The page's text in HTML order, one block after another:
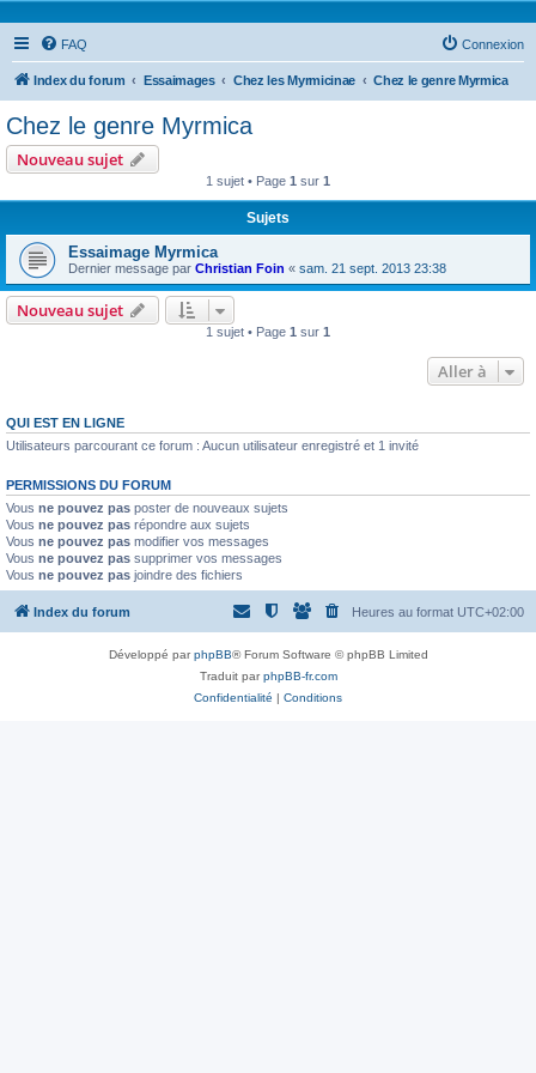
FAQ Connexion
Index du forum Essaimages Chez les Myrmicinae Chez le genre Myrmica
Chez le genre Myrmica
Nouveau sujet
1 sujet • Page 1 sur 1
Sujets
Essaimage Myrmica
Dernier message par Christian Foin « sam. 21 sept. 2013 23:38
Nouveau sujet
1 sujet • Page 1 sur 1
Aller à
QUI EST EN LIGNE
Utilisateurs parcourant ce forum : Aucun utilisateur enregistré et 1 invité
PERMISSIONS DU FORUM
Vous ne pouvez pas poster de nouveaux sujets
Vous ne pouvez pas répondre aux sujets
Vous ne pouvez pas modifier vos messages
Vous ne pouvez pas supprimer vos messages
Vous ne pouvez pas joindre des fichiers
Index du forum Heures au format UTC+02:00
Développé parphpBB® Forum Software © phpBB Limited
Traduit parphpBB-fr.com
Confidentialité | Conditions